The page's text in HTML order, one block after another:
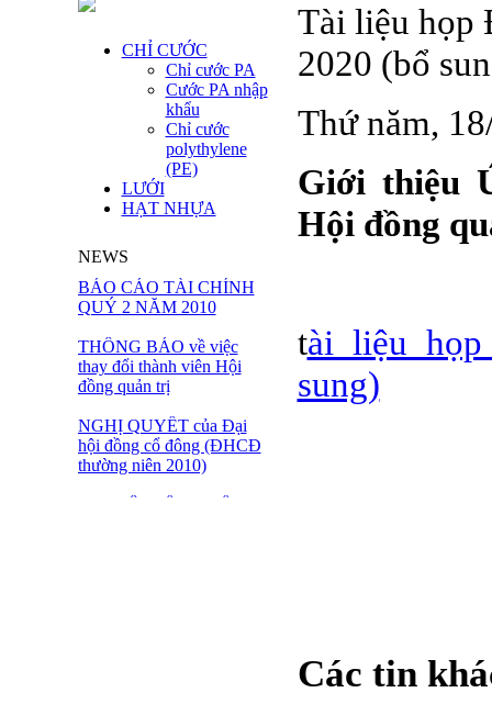
CHỈ CƯỚC
Chỉ cước PA
Cước PA nhập
khẩu
Chỉ cước
polythylene
(PE)
LƯỚI
HẠT NHỰA
NEWS
BÁO CÁO TÀI CHÍNH
QUÝ 2 NĂM 2010
THÔNG BÁO về việc
thay đổi thành viên Hội
đồng quản trị
NGHỊ QUYẾT của Đại
hội đồng cổ đông (ĐHCĐ
thường niên 2010)
Tài liệu họp
2020 (bổ
Thứ năm,
Giới thiệu
Hội đồng
tài liệu
sung)
Các tin